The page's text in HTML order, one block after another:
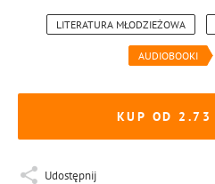
LITERATURA MŁODZIEŻOWA
AUDIOBOOKI
KUP OD 2.73
Udostępnij